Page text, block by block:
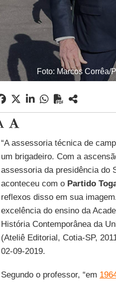
Foto: Marcos Corrêa/
“A assessoria técnica de
um brigadeiro. Com a
assessoria da presidência do
aconteceu com o Partido
reflexos disso em sua
excelência do ensino da
História Contemporânea da
(Ateliê Editorial, Cotia-SP,
02-09-2019.
Segundo o professor, “em